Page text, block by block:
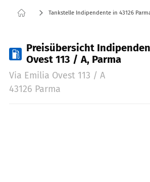
Tankstelle Indipendente in 43126
Preisübersicht
Ovest 113 / A, Parma
Via Emilia Ovest 113 / A
43126 Parma